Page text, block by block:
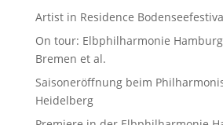
Artist in Residence
On tour: Elbphilharmonie
Bremen et al.
Saisoneröffnung beim
Heidelberg